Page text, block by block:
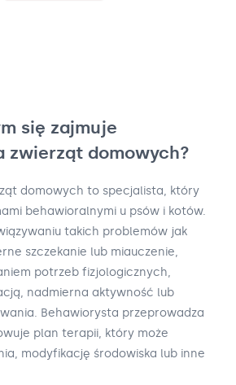
się zajmuje
zwierząt domowych?
domowych to specjalista, który
behawioralnymi u psów i kotów.
takich problemów jak
szczekanie lub miauczenie,
potrzeb fizjologicznych,
nadmierna aktywność lub
Behawiorysta przeprowadza
plan terapii, który może
modyfikację środowiska lub inne